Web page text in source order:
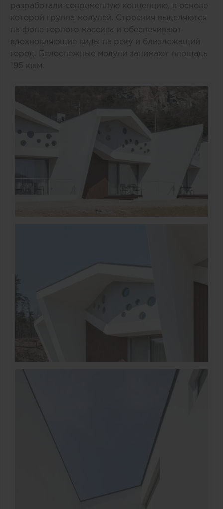
разработали современную концепцию, в основе
которой группа модулей. Строения выделяются
на фоне горного массива и обеспечивают
вдохновляющие виды на реку и близлежащий
город. Белоснежные модули занимают площадь
195 кв.м.